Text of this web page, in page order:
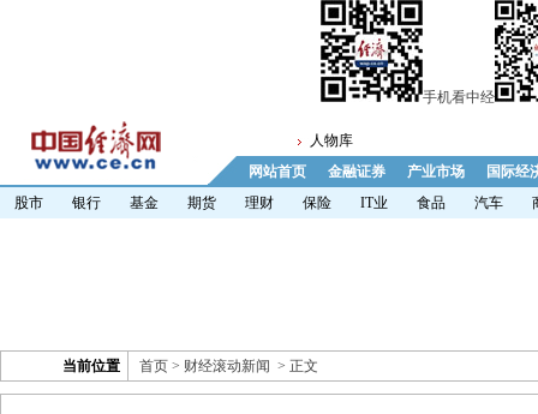
手机看中经
人物库
网站首页
金融证券 产业市场
国际经
股市
银行 基金 期货 理财 保险 IT业 食品 汽车
当前位置 首页 > 财经滚动新闻 > 正文